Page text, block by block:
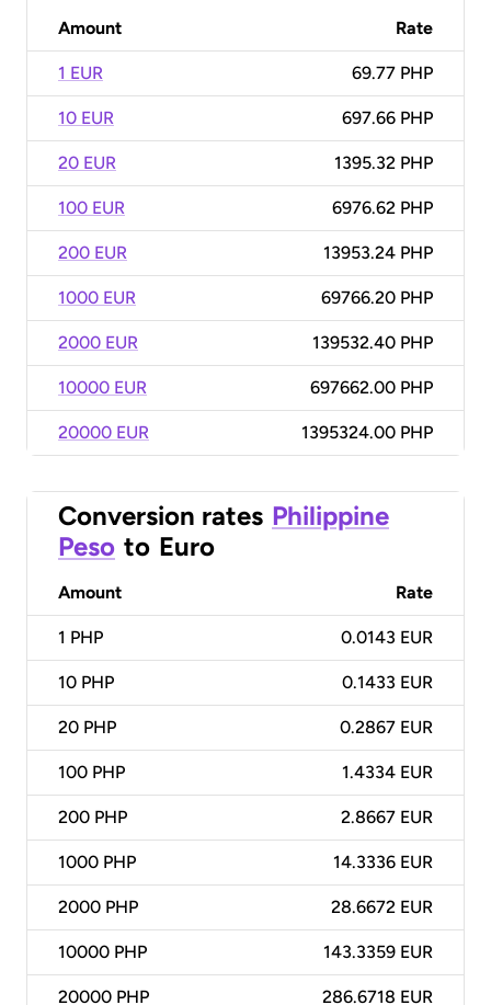
Amount Rate
1 EUR 69.77 PHP
10 EUR 697.66 PHP
20 EUR 1395.32 PHP
100 EUR 6976.62 PHP
200 EUR 13953.24 PHP
1000 EUR 69766.20 PHP
2000 EUR 139532.40 PHP
10000 EUR 697662.00 PHP
20000 EUR 1395324.00 PHP
Conversion rates Philippine
Peso to Euro
Amount Rate
1 PHP 0.0143 EUR
10 PHP 0.1433 EUR
20 PHP 0.2867 EUR
100 PHP 1.4334 EUR
200 PHP 2.8667 EUR
1000 PHP 14.3336 EUR
2000 PHP 28.6672 EUR
10000 PHP 143.3359 EUR
20000 PHP 286.6718 EUR